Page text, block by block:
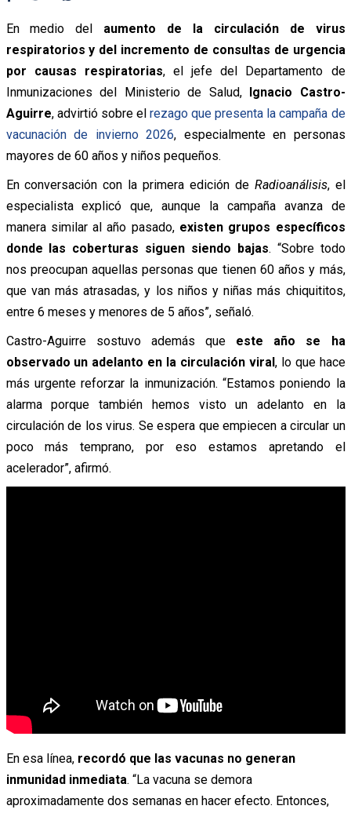
En medio del aumento de la circulación de virus
respiratorios y del incremento de consultas de urgencia
por causas respiratorias, el jefe del Departamento de
Inmunizaciones del Ministerio de Salud, Ignacio Castro-
Aguirre, advirtió sobre el rezago que presenta la campaña de
vacunación de invierno 2026, especialmente en personas
mayores de 60 años y niños pequeños.
En conversación con la primera edición de Radioanálisis, el
especialista explicó que, aunque la campaña avanza de
manera similar al año pasado, existen grupos específicos
donde las coberturas siguen siendo bajas. “Sobre todo
nos preocupan aquellas personas que tienen 60 años y más,
que van más atrasadas, y los niños y niñas más chiquititos,
entre 6 meses y menores de 5 años”, señaló.
Castro-Aguirre sostuvo además que este año se ha
observado un adelanto en la circulación viral, lo que hace
más urgente reforzar la inmunización. “Estamos poniendo la
alarma porque también hemos visto un adelanto en la
circulación de los virus. Se espera que empiecen a circular un
poco más temprano, por eso estamos apretando el
acelerador”, afirmó.
En esa línea, recordó que las vacunas no generan
inmunidad inmediata. “La vacuna se demora
aproximadamente dos semanas en hacer efecto. Entonces,